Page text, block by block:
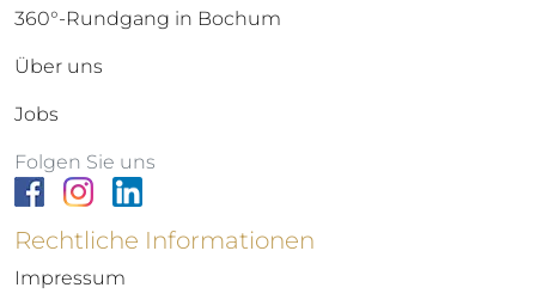
360°-Rundgang in Bochum
Über uns
Jobs
Folgen Sie uns
Rechtliche Informationen
Impressum